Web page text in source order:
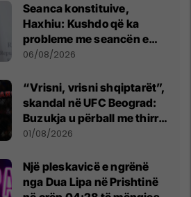
Seanca konstituive,
Haxhiu: Kushdo që ka
probleme me seancën e
sotme e ftoj t’i drejtohet
06/08/2026
“Vrisni, vrisni shqiptarët”,
skandal në UFC Beograd:
Buzukja u përball me thirrje
anti-shqiptare nga
01/08/2026
Një pleskavicë e ngrënë
nga Dua Lipa në Prishtinë